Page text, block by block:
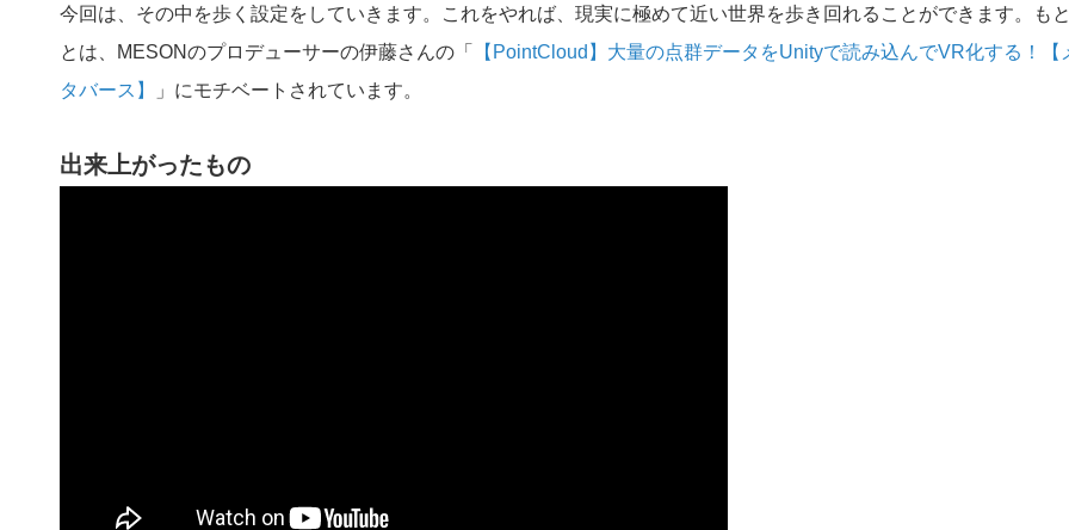
今回は、その中を歩く設定をしていきます。これをやれば、現実に極めて近い世界を歩き回れることができます。も
とは、MESONのプロデューサーの伊藤さんの「
【PointCloud】大量の点群データをUnityで読み込んでVR化する！【
タバース】
」にモチベートされています。
出来上がったもの